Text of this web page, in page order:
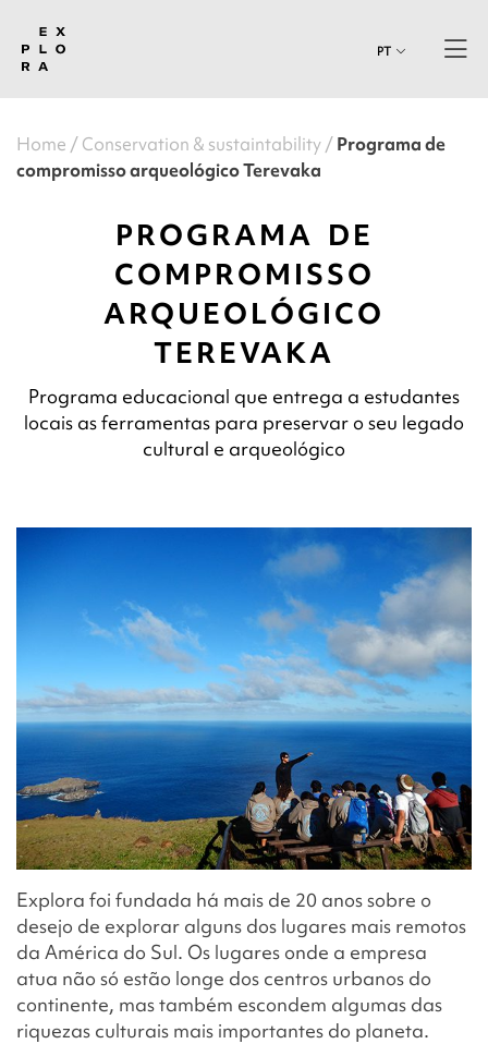
PT
Home Conservation & sustaintability
Programa de
compromisso arqueológico Terevaka
PROGRAMA DE
COMPROMISSO
ARQUEOLÓGICO
TEREVAKA
Programa educacional que entrega a estudantes
locais as ferramentas para preservar o seu legado
cultural e arqueológico
Explora foi fundada há mais de 20 anos sobre o
desejo de explorar alguns dos lugares mais remotos
da América do Sul. Os lugares onde a empresa
atua não só estão longe dos centros urbanos do
continente, mas também escondem algumas das
riquezas culturais mais importantes do planeta.